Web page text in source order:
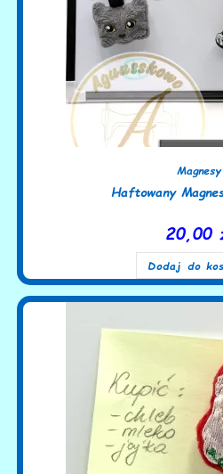
Magnesy
Haftowany
20,00
Dodaj do